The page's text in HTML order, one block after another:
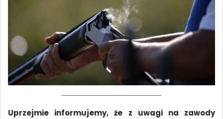
Uprzejmie informujemy, że z uwagi na zawody